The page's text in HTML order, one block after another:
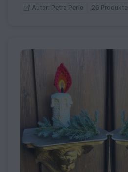
Autor: Petra Perle 26 Produkte